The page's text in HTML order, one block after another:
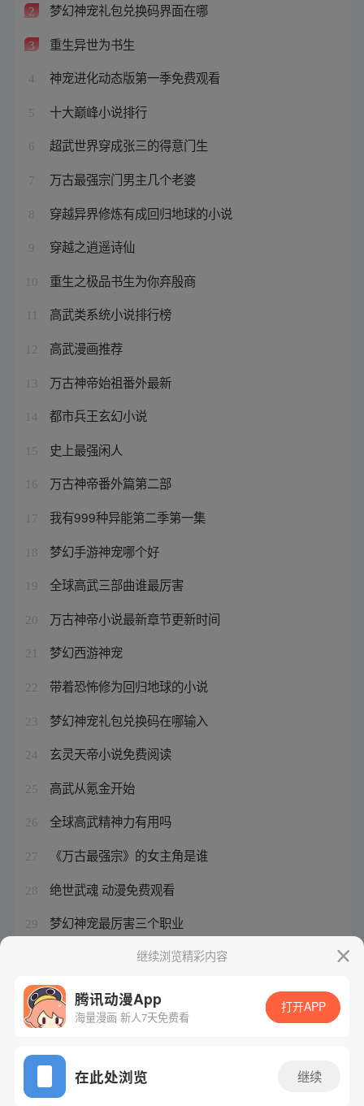
2 梦幻神宠礼包兑换码界面在哪
3 重生异世为书生
4 神宠进化动态版第一季免费观看
5 十大巅峰小说排行
6 超武世界穿成张三的得意门生
7 万古最强宗门男主几个老婆
8 穿越异界修炼有成回归地球的小说
9 穿越之逍遥诗仙
10 重生之极品书生为你弃殷商
高武类系统小说排行榜
12 高武漫画推荐
13 万古神帝始祖番外最新
14 都市兵王玄幻小说
15 史上最强闲人
16 万古神帝番外篇第二部
17 我有999种异能第二季第一集
18 梦幻手游神宠哪个好
19 全球高武三部曲谁最厉害
20 万古神帝小说最新章节更新时间
21 梦幻西游神宠
22 带着恐怖修为回归地球的小说
23 梦幻神宠礼包兑换码在哪输入
24 玄灵天帝小说免费阅读
25 高武从氪金开始
26 全球高武精神力有用吗
27 《万古最强宗》的女主角是谁
28 绝世武魂 动漫免费观看
29 梦幻神宠最厉害三个职业
从一块石头开始进化继续浏览精彩内容
腾讯动漫App
海量漫画 新人7天免费看
打开APP
在此处浏览 继续
网站备案/许可证号：粤B2-20090059-5
Copyright©1998 - 2026 Tencent. All Rights Reserved